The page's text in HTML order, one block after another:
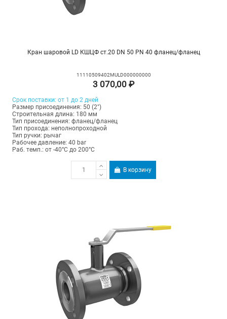
Кран шаровой LD КШЦФ ст.20 DN 50 PN 40 фланец/фланец
11110509402MULD000000000
3 070,00 ₽
Срок поставки: от 1 до 2 дней
Размер присоединения: 50 (2")
Строительная длина: 180 мм
Тип присоединения: фланец/фланец
Тип прохода: неполнопроходной
Тип ручки: рычаг
Рабочее давление: 40 bar
Раб. темп.: от -40°C до 200°C
В корзину